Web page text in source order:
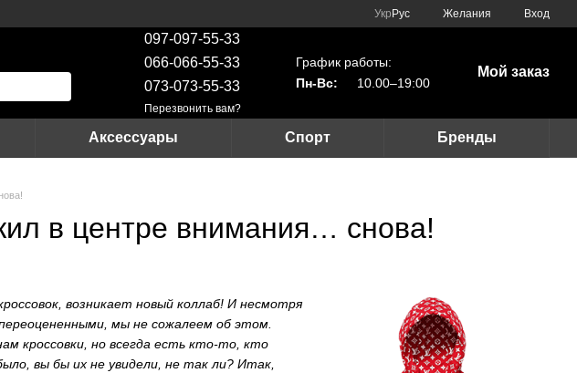
Укр Рус Желания Вход
097-097-55-33
066-066-55-33
073-073-55-33
Перезвонить вам?
График работы:
Пн-Вс:
10.00–19:00
Мой заказ
Аксессуары Спорт Бренды
в центре внимания… снова!
возникает новый коллаб! И несмотря
мы не сожалеем об этом.
кроссовки, но всегда есть кто-то, кто
вы бы их не увидели, не так ли? Итак,